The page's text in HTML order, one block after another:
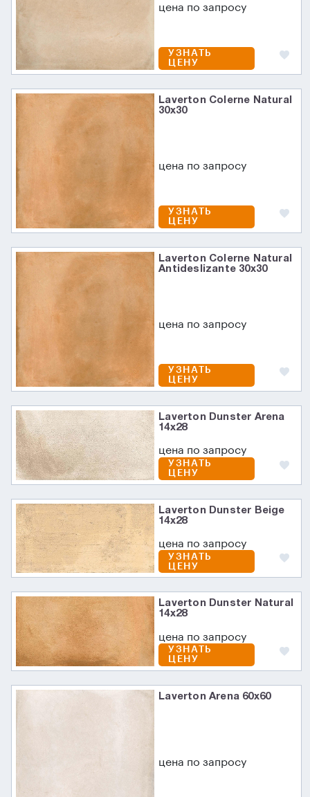
цена по запросу
УЗНАТЬ
ЦЕНУ
Laverton Colerne Natural
30x30
цена по запросу
УЗНАТЬ
ЦЕНУ
Laverton Colerne Natural
Antideslizante 30x30
цена по запросу
УЗНАТЬ
ЦЕНУ
Laverton Dunster Arena
14х28
цена по запросу
УЗНАТЬ
ЦЕНУ
Laverton Dunster Beige
14х28
цена по запросу
УЗНАТЬ
ЦЕНУ
Laverton Dunster Natural
14х28
цена по запросу
УЗНАТЬ
ЦЕНУ
Laverton Arena 60x60
цена по запросу